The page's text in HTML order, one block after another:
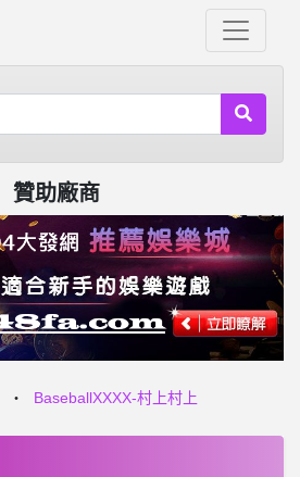
贊助廠商
BaseballXXXX-村上村上